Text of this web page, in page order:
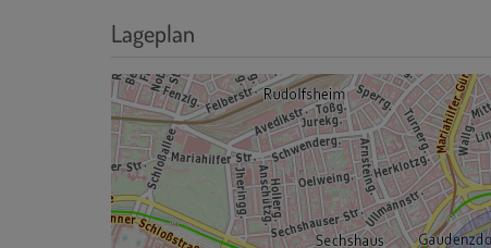
Lageplan